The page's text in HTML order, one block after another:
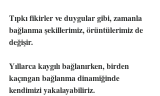
Tıpkı fikirler ve duygular gibi, zamanla
bağlanma şekillerimiz, örüntülerimiz de
değişir.
Yıllarca kaygılı bağlanırken, birden
kaçıngan bağlanma dinamiğinde
kendimizi yakalayabiliriz.